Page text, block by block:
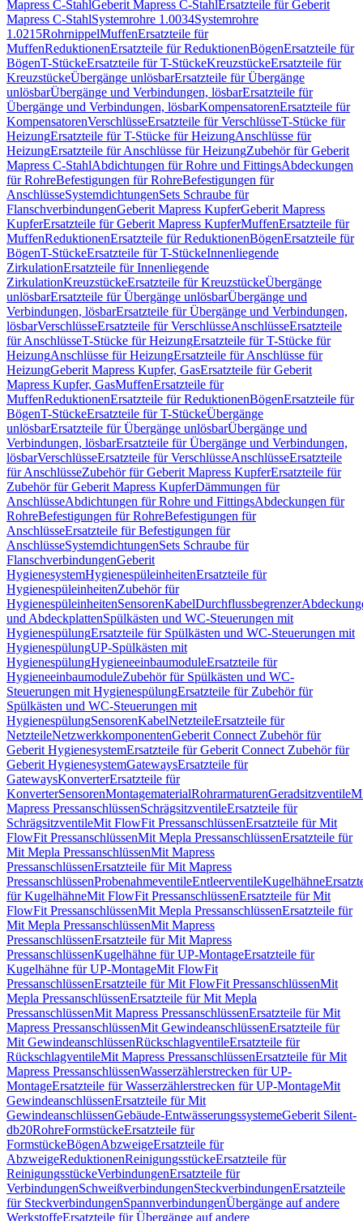
Mapress C-StahlGeberit Mapress C-StahlErsatzteile für Geberit
Mapress C-StahlSystemrohre 1.0034Systemrohre
1.0215RohrnippelMuffenErsatzteile für
MuffenReduktionenErsatzteile für ReduktionenBögenErsatzteile für
BögenT-StückeErsatzteile für T-StückeKreuzstückeErsatzteile für
KreuzstückeÜbergänge unlösbarErsatzteile für Übergänge
unlösbarÜbergänge und Verbindungen, lösbarErsatzteile für
Übergänge und Verbindungen, lösbarKompensatorenErsatzteile für
KompensatorenVerschlüsseErsatzteile für VerschlüsseT-Stücke für
HeizungErsatzteile für T-Stücke für HeizungAnschlüsse für
HeizungErsatzteile für Anschlüsse für HeizungZubehör für Geberit
Mapress C-StahlAbdichtungen für Rohre und FittingsAbdeckungen
für RohreBefestigungen für RohreBefestigungen für
AnschlüsseSystemdichtungenSets Schraube für
FlanschverbindungenGeberit Mapress KupferGeberit Mapress
KupferErsatzteile für Geberit Mapress KupferMuffenErsatzteile für
MuffenReduktionenErsatzteile für ReduktionenBögenErsatzteile für
BögenT-StückeErsatzteile für T-StückeInnenliegende
ZirkulationErsatzteile für Innenliegende
ZirkulationKreuzstückeErsatzteile für KreuzstückeÜbergänge
unlösbarErsatzteile für Übergänge unlösbarÜbergänge und
Verbindungen, lösbarErsatzteile für Übergänge und Verbindungen,
lösbarVerschlüsseErsatzteile für VerschlüsseAnschlüsseErsatzteile
für AnschlüsseT-Stücke für HeizungErsatzteile für T-Stücke für
HeizungAnschlüsse für HeizungErsatzteile für Anschlüsse für
HeizungGeberit Mapress Kupfer, GasErsatzteile für Geberit
Mapress Kupfer, GasMuffenErsatzteile für
MuffenReduktionenErsatzteile für ReduktionenBögenErsatzteile für
BögenT-StückeErsatzteile für T-StückeÜbergänge
unlösbarErsatzteile für Übergänge unlösbarÜbergänge und
Verbindungen, lösbarErsatzteile für Übergänge und Verbindungen,
lösbarVerschlüsseErsatzteile für VerschlüsseAnschlüsseErsatzteile
für AnschlüsseZubehör für Geberit Mapress KupferErsatzteile für
Zubehör für Geberit Mapress KupferDämmungen für
AnschlüsseAbdichtungen für Rohre und FittingsAbdeckungen für
RohreBefestigungen für RohreBefestigungen für
AnschlüsseErsatzteile für Befestigungen für
AnschlüsseSystemdichtungenSets Schraube für
FlanschverbindungenGeberit
HygienesystemHygienespüleinheitenErsatzteile für
HygienespüleinheitenZubehör für
HygienespüleinheitenSensorenKabelDurchflussbegrenzer
und AbdeckplattenSpülkästen und WC-Steuerungen mit
HygienespülungErsatzteile für Spülkästen und WC-Steuerungen mit
HygienespülungUP-Spülkästen mit
HygienespülungHygieneeinbaumoduleErsatzteile für
HygieneeinbaumoduleZubehör für Spülkästen und WC-
Steuerungen mit HygienespülungErsatzteile für Zubehör für
Spülkästen und WC-Steuerungen mit
HygienespülungSensorenKabelNetzteileErsatzteile für
NetzteileNetzwerkkomponentenGeberit Connect Zubehör für
Geberit HygienesystemErsatzteile für Geberit Connect Zubehör für
Geberit HygienesystemGatewaysErsatzteile für
GatewaysKonverterErsatzteile für
KonverterSensorenMontagematerialRohrarmaturenGeradsitzventile
Mapress PressanschlüssenSchrägsitzventileErsatzteile für
SchrägsitzventileMit FlowFit PressanschlüssenErsatzteile für Mit
FlowFit PressanschlüssenMit Mepla PressanschlüssenErsatzteile für
Mit Mepla PressanschlüssenMit Mapress
PressanschlüssenErsatzteile für Mit Mapress
PressanschlüssenProbenahmeventileEntleerventileKugelhähne
für KugelhähneMit FlowFit PressanschlüssenErsatzteile für Mit
FlowFit PressanschlüssenMit Mepla PressanschlüssenErsatzteile für
Mit Mepla PressanschlüssenMit Mapress
PressanschlüssenErsatzteile für Mit Mapress
PressanschlüssenKugelhähne für UP-MontageErsatzteile für
Kugelhähne für UP-MontageMit FlowFit
PressanschlüssenErsatzteile für Mit FlowFit PressanschlüssenMit
Mepla PressanschlüssenErsatzteile für Mit Mepla
PressanschlüssenMit Mapress PressanschlüssenErsatzteile für Mit
Mapress PressanschlüssenMit GewindeanschlüssenErsatzteile für
Mit GewindeanschlüssenRückschlagventileErsatzteile für
RückschlagventileMit Mapress PressanschlüssenErsatzteile für Mit
Mapress PressanschlüssenWasserzählerstrecken für UP-
MontageErsatzteile für Wasserzählerstrecken für UP-MontageMit
GewindeanschlüssenErsatzteile für Mit
GewindeanschlüssenGebäude-EntwässerungssystemeGeberit Silent-
db20RohreFormstückeErsatzteile für
FormstückeBögenAbzweigeErsatzteile für
AbzweigeReduktionenReinigungsstückeErsatzteile für
ReinigungsstückeVerbindungenErsatzteile für
VerbindungenSchweißverbindungenSteckverbindungenErsatzteile
für SteckverbindungenSpannverbindungenÜbergänge auf andere
WerkstoffeErsatzteile für Übergänge auf andere